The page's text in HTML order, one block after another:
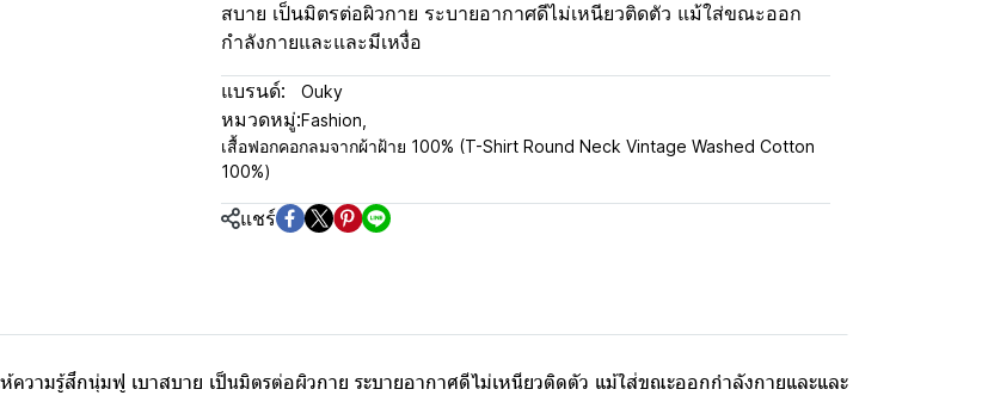
สบาย เป็นมิตรต่อผิวกาย ระบายอากาศดีไม่เหนียวติดตัว แม้ใส่ขณะออก
กำลังกายและและมีเหงื่อ
แบรนด์: Ouky
หมวดหมู่:Fashion
เสื้อฟอกคอกลมจากผ้าฝ้าย 100% (T-Shirt Round Neck Vintage Washed Cotton
100%)
แชร์
วามรู้สึกนุ่มฟู เบาสบาย เป็นมิตรต่อผิวกาย ระบายอากาศดีไม่เหนียวติดตัว แม้ใส่ขณะออกกำลังกายและและ